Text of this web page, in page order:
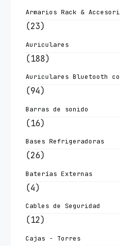
Armarios Rack &
(23)
Auriculares
(188)
Auriculares Bluetooth
(94)
Barras de sonido
(16)
Bases Refrigeradoras
(26)
Baterías Externas
(4)
Cables de Seguridad
(12)
Cajas - Torres